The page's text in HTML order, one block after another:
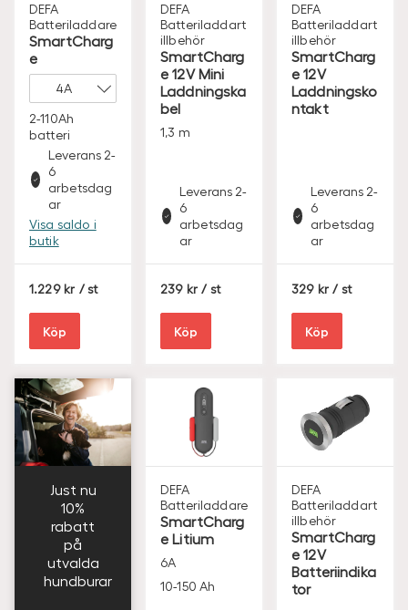
DEFA
Batteriladdare
SmartCharg
e
2-110Ah
batteri
Leverans 2-
6
arbetsdag
ar
Visa saldo i
butik
1.229 S / st
Köp
DEFA
Batteriladdart
illbehör
SmartCharg
e 12V Mini
Laddningska
bel
1,3 m
Leverans 2-
6
arbetsdag
ar
239 S / st
Köp
DEFA
Batteriladdart
illbehör
SmartCharg
e 12V
Laddningsko
ntakt
Leverans 2-
6
arbetsdag
ar
329 S / st
Köp
Just nu
10%
rabatt
på
utvalda
hundburar
DEFA
Batteriladdare
SmartCharg
e Litium
6A
10-150 Ah
DEFA
Batteriladdart
illbehör
SmartCharg
e 12V
Batteriindika
tor